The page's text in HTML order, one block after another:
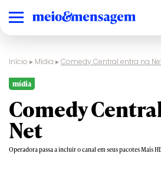
Início ▸ Mídia ▸Comedy Central entra na
mídia
Comedy
Net
Operadora passa a incluir o canal em seus pacotes Mais